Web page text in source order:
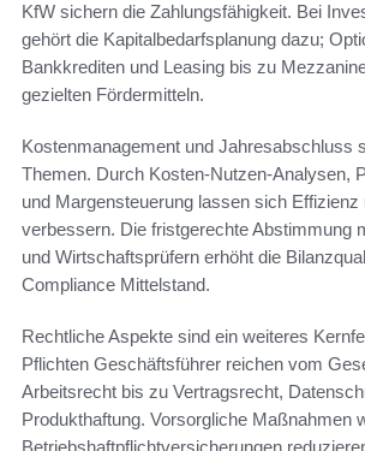
KfW sichern die Zahlungsfähigkeit. Bei
gehört die Kapitalbedarfsplanung dazu;
Bankkrediten und Leasing bis zu
gezielten Fördermitteln.
Kostenmanagement und Jahresabschluss
Themen. Durch Kosten-Nutzen-Analysen,
und Margensteuerung lassen sich Effizienz
verbessern. Die fristgerechte Abstimmung
und Wirtschaftsprüfern erhöht die
Compliance Mittelstand.
Rechtliche Aspekte sind ein weiteres
Pflichten Geschäftsführer reichen vom
Arbeitsrecht bis zu Vertragsrecht,
Produkthaftung. Vorsorgliche Maßnahmen
Betriebshaftpflichtversicherungen